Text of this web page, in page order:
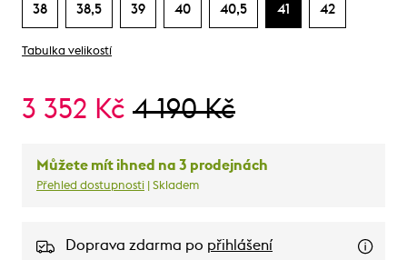
38 38,5 39 40 40,5 41 42
Tabulka velikostí
3 352 Kč 4 190 Kč
Můžete mít ihned na 3 prodejnách
Přehled dostupnosti | Skladem
Doprava zdarma po přihlášení